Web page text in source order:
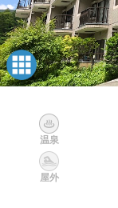
温泉
屋外